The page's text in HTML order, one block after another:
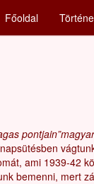
Főoldal
ami 1939-42
bemenni, mert